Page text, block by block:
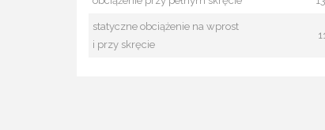
statyczne obciążenie na wprost
i przy skręcie